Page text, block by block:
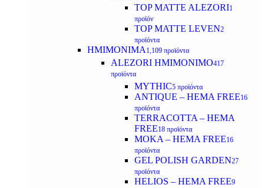
TOP MATTE ALEZORI1
προϊόν
TOP MATTE LEVEN2
προϊόντα
ΗΜΙΜΟΝΙΜΑ 1,109 προϊόντα
ALEZORI ΗΜΙΜΟΝΙΜΟ417
προϊόντα
MYTHIC5 προϊόντα
ANTIQUE – HEMA FREE16
προϊόντα
TERRACOTTA – HEMA
FREE18 προϊόντα
MOKA – HEMA FREE16
προϊόντα
GEL POLISH GARDEN27
προϊόντα
HELIOS – HEMA FREE9